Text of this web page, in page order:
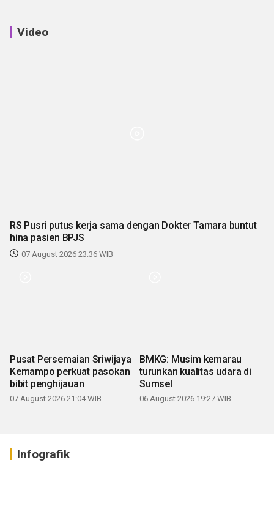
Video
RS Pusri putus kerja sama dengan Dokter Tamara buntut
hina pasien BPJS
07 August 2026 23:36 WIB
Pusat Persemaian Sriwijaya
Kemampo perkuat pasokan
bibit penghijauan
07 August 2026 21:04 WIB
BMKG: Musim kemarau
turunkan kualitas udara di
Sumsel
06 August 2026 19:27 WIB
Infografik